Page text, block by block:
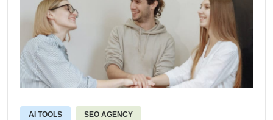
AI TOOLS SEO AGENCY